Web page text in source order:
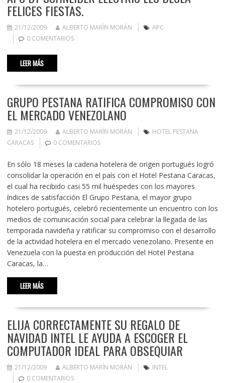
FELICES FIESTAS.
21/12/2009 ALBERTO MARÍN MORÁN
APC
0 COMENTARIOS
LEER MÁS
GRUPO PESTANA RATIFICA COMPROMISO CON
EL MERCADO VENEZOLANO
21/12/2009 ALBERTO MARÍN MORÁN
HOTEL PESTANA
CARACAS
0 COMENTARIOS
En sólo 18 meses la cadena hotelera de origen portugués logró
consolidar la operación en el país con el Hotel Pestana Caracas,
el cual ha recibido casi 55 mil huéspedes con los mayores
índices de satisfacción El Grupo Pestana, el mayor grupo
hotelero portugués, celebró recientemente un encuentro con los
medios de comunicación social para celebrar la llegada de las
temporada navideña y ratificar su compromiso con el desarrollo
de la actividad hotelera en el mercado venezolano. Presente en
Venezuela con la puesta en producción del Hotel Pestana
Caracas, la…
LEER MÁS
ELIJA CORRECTAMENTE SU REGALO DE
NAVIDAD INTEL LE AYUDA A ESCOGER EL
COMPUTADOR IDEAL PARA OBSEQUIAR
21/12/2009 ALBERTO MARÍN MORÁN
INTEL
0 COMENTARIOS